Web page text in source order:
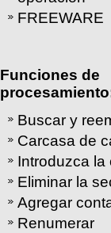
FREEWARE
Funciones de
Buscar y
Carcasa de
Introduzca la
Eliminar la
Agregar
Renumerar